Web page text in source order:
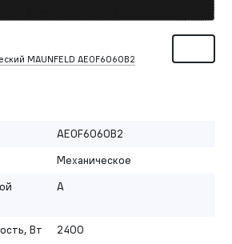
MAUNFELD AEOF6060B2
AEOF6060B2
Механическое
A
Вт 2400